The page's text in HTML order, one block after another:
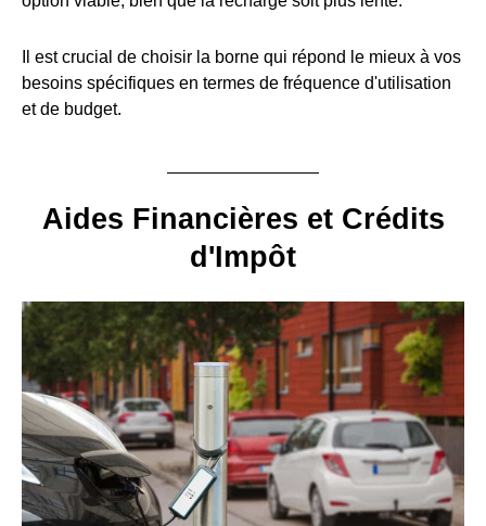
Il est crucial de choisir la borne qui répond le mieux à vos
besoins spécifiques en termes de fréquence d'utilisation
et de budget.
Aides Financières et Crédits
d'Impôt